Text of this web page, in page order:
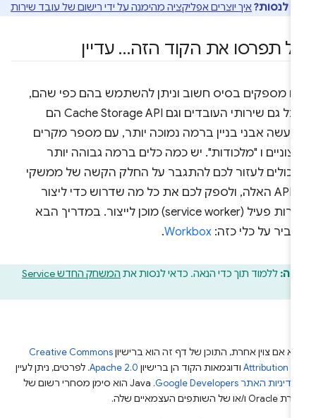
לנסות?איך יוצרים אפליקציה מהימנה על ידי רישום של עובד שירות
תפרסו את הקוד הזה… עדיין
מספקים בסיס חשוב וניתן להשתמש בהם כפי שהם,
אבל גם שירותי העובדים וגם Cache Storage API הם
אבני בניין ברמה נמוכה יותר, עם מספר מקרים
ו "מלכודות". יש כמה כלים ברמה גבוהה יותר
לעזור לכם להתגבר על החלק הקשה של ממשקי
ה-API האלה, ולספק לכם את כל מה שדרוש כדי ליצור
שירות פעיל (service worker) מוכן לייצור. במדריך הבא
על כלי כזה:Workbox
.
ללמוד תוך כדי הנאה. כדאי לנסות את
המשחק החדש Service
אם צוין אחרת, התוכן של דף זה הוא ברישיוןCreative Commons
Attributionודוגמאות הקוד הן ברישיוןApache 2.0. לפרטים, ניתן לעיין
מדיניות האתר Google Developers‏
.‏ Java הוא סימן מסחרי רשום של